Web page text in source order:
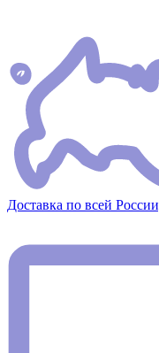
Доставка по всей